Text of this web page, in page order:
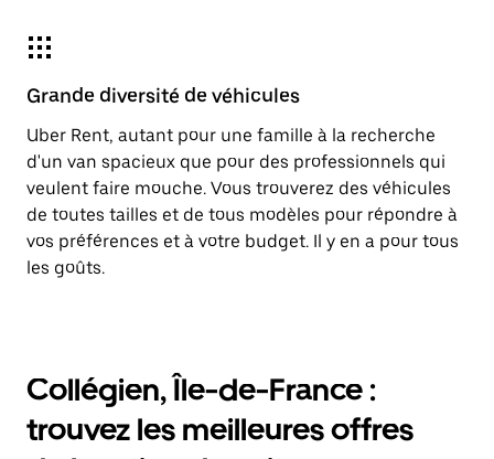
Grande diversité de véhicules
Uber Rent, autant pour une famille à la recherche
d'un van spacieux que pour des professionnels qui
veulent faire mouche. Vous trouverez des véhicules
de toutes tailles et de tous modèles pour répondre à
vos préférences et à votre budget. Il y en a pour tous
les goûts.
Collégien, Île-de-France :
trouvez les meilleures offres